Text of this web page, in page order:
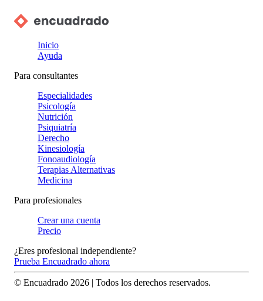
Inicio
Ayuda
Para consultantes
Especialidades
Psicología
Nutrición
Psiquiatría
Derecho
Kinesiología
Fonoaudiología
Terapias Alternativas
Medicina
Para profesionales
Crear una cuenta
Precio
¿Eres profesional independiente?
Prueba Encuadrado ahora
© Encuadrado 2026 | Todos los derechos reservados.